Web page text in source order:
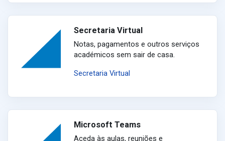
Secretaria Virtual
Notas, pagamentos e outros serviços
académicos sem sair de casa.
Secretaria Virtual
Microsoft Teams
Aceda às aulas, reuniões e